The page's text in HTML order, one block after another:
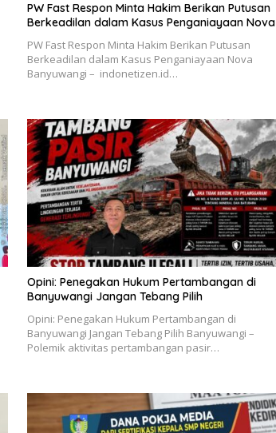
PW Fast Respon Minta Hakim Berikan Putusan
Berkeadilan dalam Kasus Penganiayaan Nova
PW Fast Respon Minta Hakim Berikan Putusan
Berkeadilan dalam Kasus Penganiayaan Nova
Banyuwangi – indonetizen.id…
Opini: Penegakan Hukum Pertambangan di
Banyuwangi Jangan Tebang Pilih
Opini: Penegakan Hukum Pertambangan di
Banyuwangi Jangan Tebang Pilih Banyuwangi –
Polemik aktivitas pertambangan pasir…